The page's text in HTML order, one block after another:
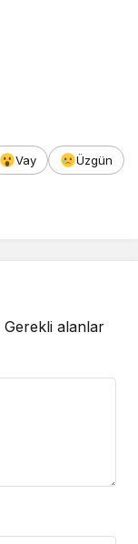
Vay
Üzgün
Gerekli alanlar